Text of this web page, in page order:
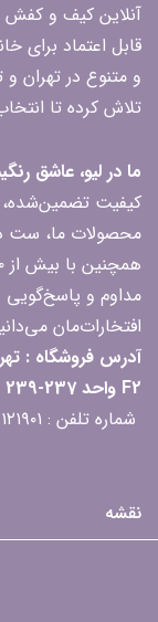
آنلاین کیف و کفش
قابل اعتماد برای
و متنوع در
تلاش کرده تا
ما در لیو، عاشق
کیفیت تضمین‌شده،
محصولات ما، ست
مداوم و پاسخ‌گویی
افتخارات‌مان
آدرس فروشگاه :
F2 واحد 237-239 ( فروشگاه لیو هپی)
شماره تلفن : ۰۲۱۴۶۱۲۱۹۰۱
نقشه